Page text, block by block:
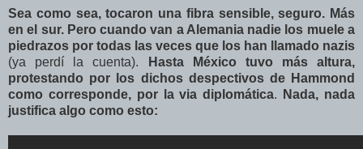
Sea como sea, tocaron una fibra sensible, seguro. Más
en el sur. Pero cuando van a Alemania nadie los muele a
piedrazos por todas las veces que los han llamado nazis
(ya perdí la cuenta).
Hasta México tuvo más altura,
protestando por los dichos despectivos de Hammond
como corresponde, por la via diplomática.
Nada, nada
justifica algo como esto: